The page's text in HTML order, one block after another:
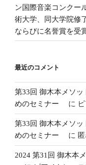
ン国際音楽コンクー
術大学、同大学院修
ならびに名誉賞を受
最近のコメント
第33回 御木本メソ
めのセミナー
に
第33回 御木本メソ
めのセミナー
に
2024 第31回 御木本